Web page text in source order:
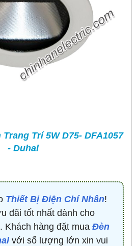
Trí 5W D75- DFA1057
- Duhal
Thiết Bị Điện Chí Nhân!
đãi tốt nhất dành cho
Khách hàng đặt mua Đèn
với số lượng lớn xin vui